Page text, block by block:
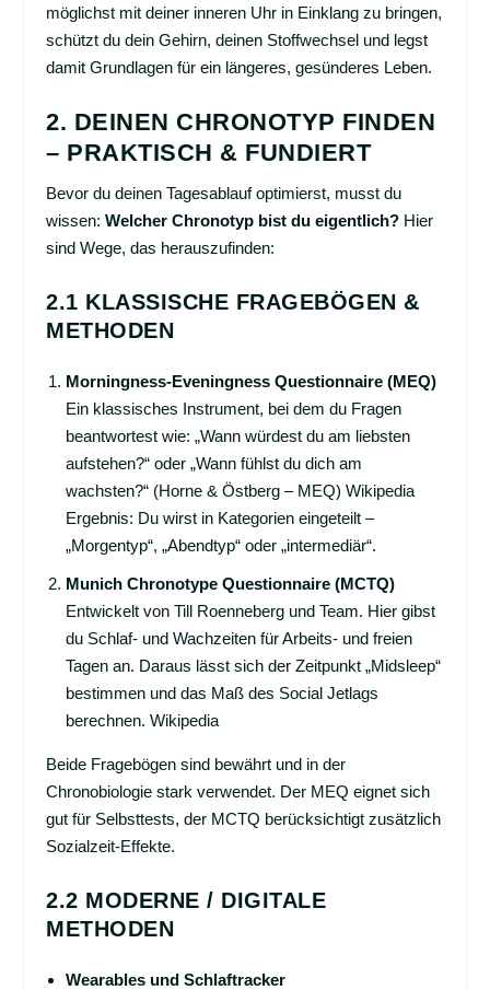
möglichst mit deiner inneren Uhr in Einklang zu bringen,
schützt du dein Gehirn, deinen Stoffwechsel und legst
damit Grundlagen für ein längeres, gesünderes Leben.
2. DEINEN CHRONOTYP FINDEN
– PRAKTISCH & FUNDIERT
Bevor du deinen Tagesablauf optimierst, musst du
wissen:Welcher Chronotyp bist du eigentlich? Hier
sind Wege, das herauszufinden:
2.1 KLASSISCHE FRAGEBÖGEN &
METHODEN
Morningness-Eveningness Questionnaire (MEQ)
Ein klassisches Instrument, bei dem du Fragen
beantwortest wie: „Wann würdest du am liebsten
aufstehen?“ oder „Wann fühlst du dich am
wachsten?“ (Horne & Östberg – MEQ) Wikipedia
Ergebnis: Du wirst in Kategorien eingeteilt –
„Morgentyp“, „Abendtyp“ oder „intermediär“.
Munich Chronotype Questionnaire (MCTQ)
Entwickelt von Till Roenneberg und Team. Hier gibst
du Schlaf- und Wachzeiten für Arbeits- und freien
Tagen an. Daraus lässt sich der Zeitpunkt „Midsleep“
bestimmen und das Maß des Social Jetlags
berechnen. Wikipedia
Beide Fragebögen sind bewährt und in der
Chronobiologie stark verwendet. Der MEQ eignet sich
gut für Selbsttests, der MCTQ berücksichtigt zusätzlich
Sozialzeit-Effekte.
2.2 MODERNE / DIGITALE
METHODEN
Wearables und Schlaftracker